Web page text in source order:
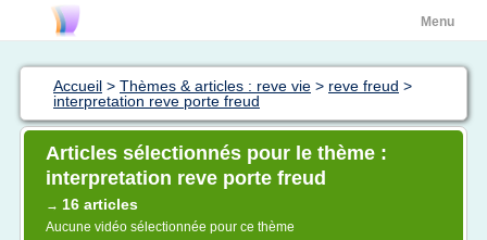
Menu
Accueil > Thèmes & articles : reve vie > reve freud >
interpretation reve porte freud
Articles sélectionnés pour le thème :
interpretation reve porte freud
→ 16 articles
Aucune vidéo sélectionnée pour ce thème